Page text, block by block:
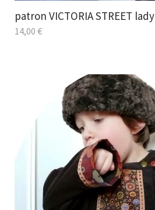
patron VICTORIA STREET lady
14,00 €